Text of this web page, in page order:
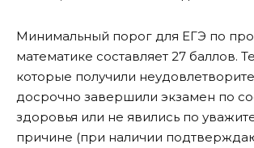
Минимальный порог для ЕГЭ по
математике составляет 27 баллов.
которые получили
досрочно завершили экзамен по
здоровья или не явились по
причине (при наличии